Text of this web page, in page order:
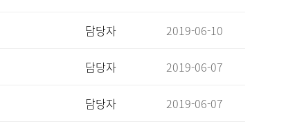
담당자 2019-06-10
담당자 2019-06-07
담당자 2019-06-07